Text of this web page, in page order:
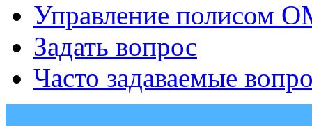
Управление полисом
Задать вопрос
Часто задаваемые